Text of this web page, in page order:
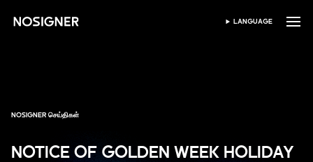
முகப்பு மொழியைத் தேர்ந்தெடுக்கவும்
LANGUAGE
NOSIGNER செய்திகள்
NOTICE OF GOLDEN WEEK HOLIDAY